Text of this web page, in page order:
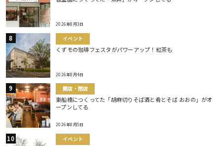
2026年8月3日
イベント
くずモの珈琲フェスタがパワーアップ！紅茶も
2026年8月4日
開店・閉店
東船橋につくってた「胡麻切りそば酒と肴とそば おおの」がオ
ープンしてる
2026年8月5日
イベント